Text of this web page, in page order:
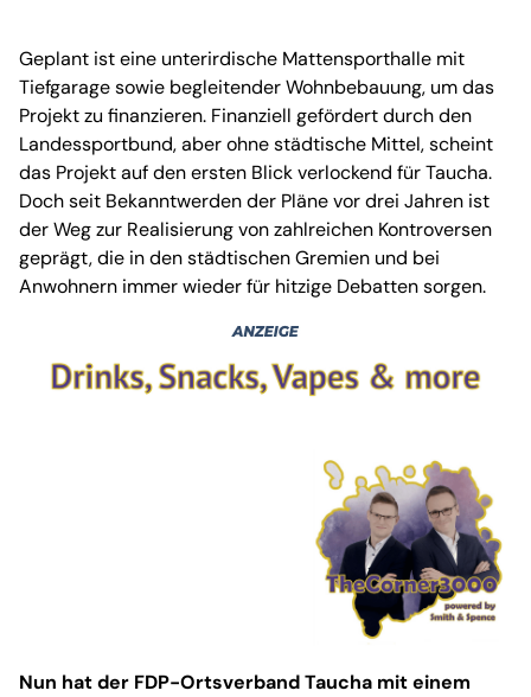
Geplant ist eine unterirdische Mattensporthalle mit
Tiefgarage sowie begleitender Wohnbebauung, um das
Projekt zu finanzieren. Finanziell gefördert durch den
Landessportbund, aber ohne städtische Mittel, scheint
das Projekt auf den ersten Blick verlockend für Taucha.
Doch seit Bekanntwerden der Pläne vor drei Jahren ist
der Weg zur Realisierung von zahlreichen Kontroversen
geprägt, die in den städtischen Gremien und bei
Anwohnern immer wieder für hitzige Debatten sorgen.
Nun hat der FDP-Ortsverband Taucha mit einem